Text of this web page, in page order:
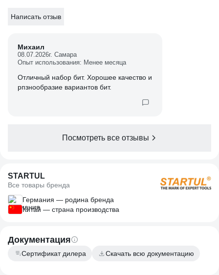
Написать отзыв
Михаил
08.07.2026г. Самара
Опыт использования: Менее месяца
Отличный набор бит. Хорошее качество и
рпзнообразие вариантов бит.
Посмотреть все отзывы
STARTUL
Все товары бренда
Германия — родина бренда
Китай — страна производства
Документация
Сертификат дилера Скачать всю документацию